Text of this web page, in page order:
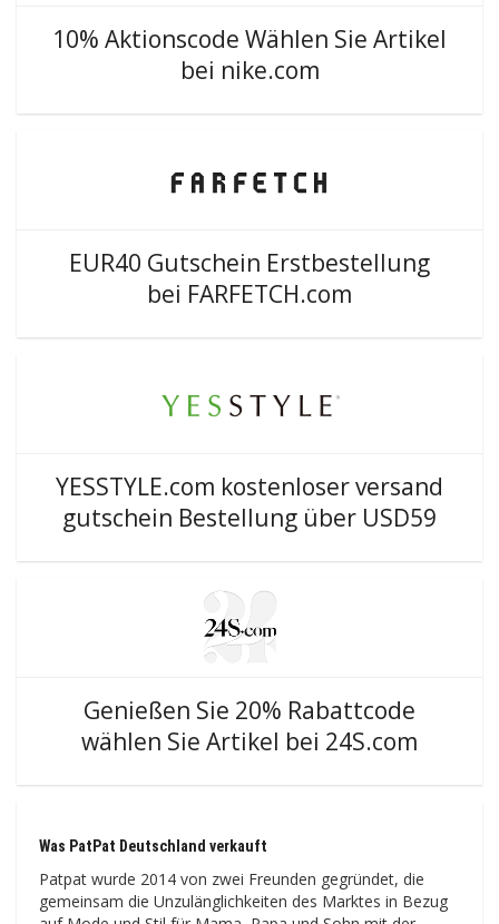
10% Aktionscode Wählen Sie Artikel
bei nike.com
EUR40 Gutschein Erstbestellung
bei FARFETCH.com
YESSTYLE.com kostenloser versand
gutschein Bestellung über USD59
Genießen Sie 20% Rabattcode
wählen Sie Artikel bei 24S.com
Was PatPat Deutschland verkauft
Patpat wurde 2014 von zwei Freunden gegründet, die
gemeinsam die Unzulänglichkeiten des Marktes in Bezug